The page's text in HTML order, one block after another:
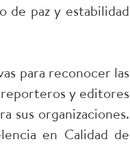
de paz y estabilidad
para reconocer las
reporteros y editores
sus organizaciones.
en Calidad de